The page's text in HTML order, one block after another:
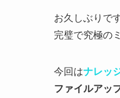
お久しぶりです
完璧で究極の
今回はナレッ
ファイルアッ